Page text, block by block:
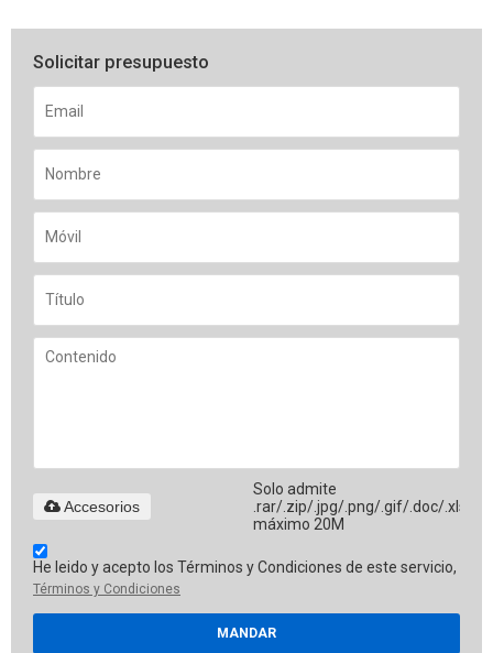
Solicitar presupuesto
Solo admite
.rar/.zip/.jpg/.png/.gif/.doc/.xls/
máximo 20M
Accesorios
He leido y acepto los Términos y Condiciones de este servicio,
Términos y Condiciones
MANDAR